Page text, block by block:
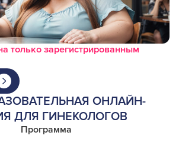
только зарегистрированным
ОНЛАЙН-
ДЛЯ ГИНЕКОЛОГОВ
Программа